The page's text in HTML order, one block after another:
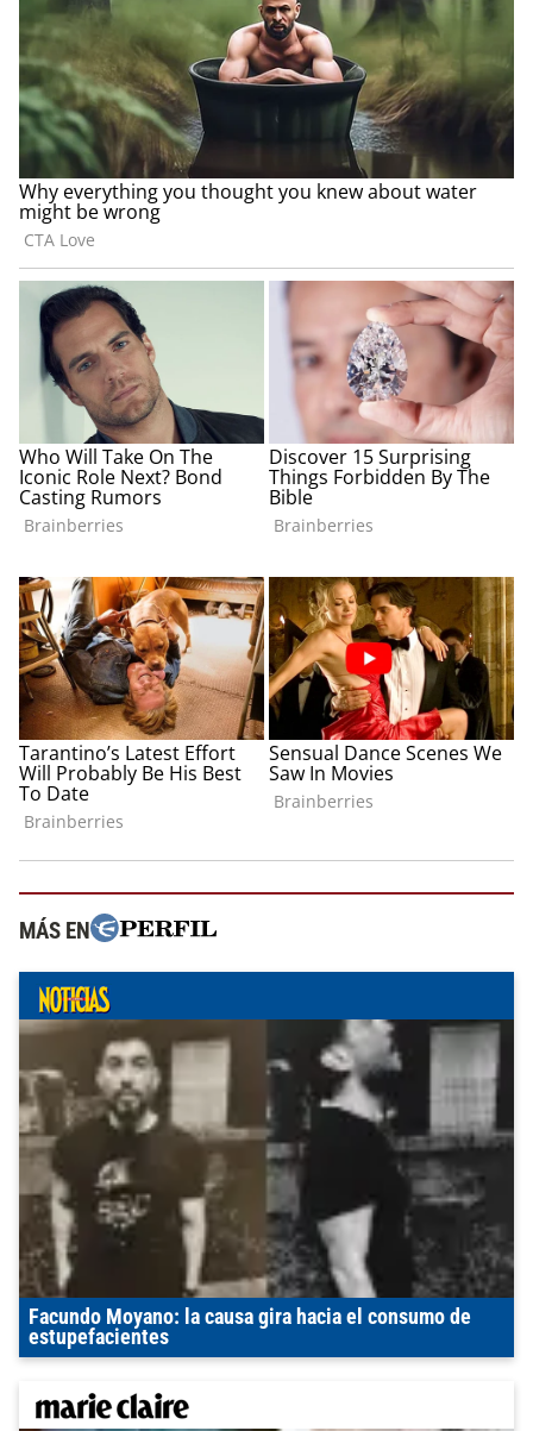
MÁS EN
Facundo Moyano: la causa gira hacia el consumo de
estupefacientes